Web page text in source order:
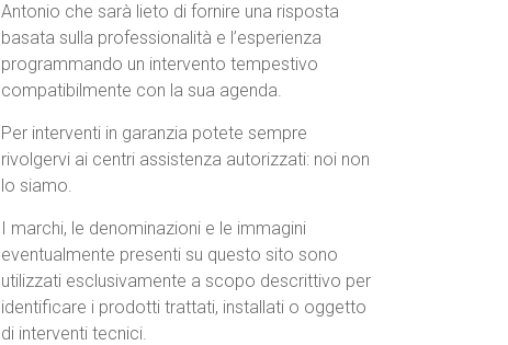
Antonio che sarà lieto di fornire una risposta
basata sulla professionalità e l’esperienza
programmando un intervento tempestivo
compatibilmente con la sua agenda.
Per interventi in garanzia potete sempre
rivolgervi ai centri assistenza autorizzati: noi non
lo siamo.
I marchi, le denominazioni e le immagini
eventualmente presenti su questo sito sono
utilizzati esclusivamente a scopo descrittivo per
identificare i prodotti trattati, installati o oggetto
di interventi tecnici.